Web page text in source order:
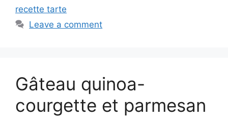
recette tarte
Leave a comment
Gâteau quinoa-
courgette et parmesan